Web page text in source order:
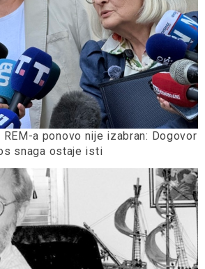
a ponovo nije izabran: Dogovor
snaga ostaje isti